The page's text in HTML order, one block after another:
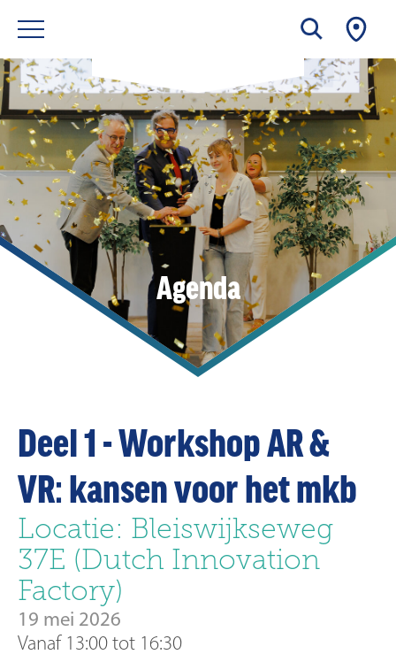
Agenda
Deel 1 - Workshop AR &
VR: kansen voor het mkb
Locatie: Bleiswijkseweg
37E (Dutch Innovation
Factory)
19 mei 2026
Vanaf 13:00 tot 16:30